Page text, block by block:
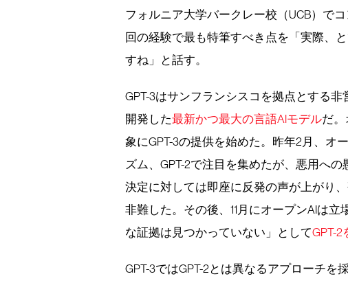
フォルニア大学バークレー校（UCB）で
回の経験で最も特筆すべき点を「実際、
すね」と話す。
GPT-3はサンフランシスコを拠点とする
開発した最新かつ最大の言語AIモデルだ
象にGPT-3の提供を始めた。昨年2月、オ
ズム、GPT-2で注目を集めたが、悪用への
決定に対しては即座に反発の声が上がり
非難した。その後、11月にオープンAIは
な証拠は見つかっていない」としてGPT-2
GPT-3ではGPT-2とは異なるアプローチを